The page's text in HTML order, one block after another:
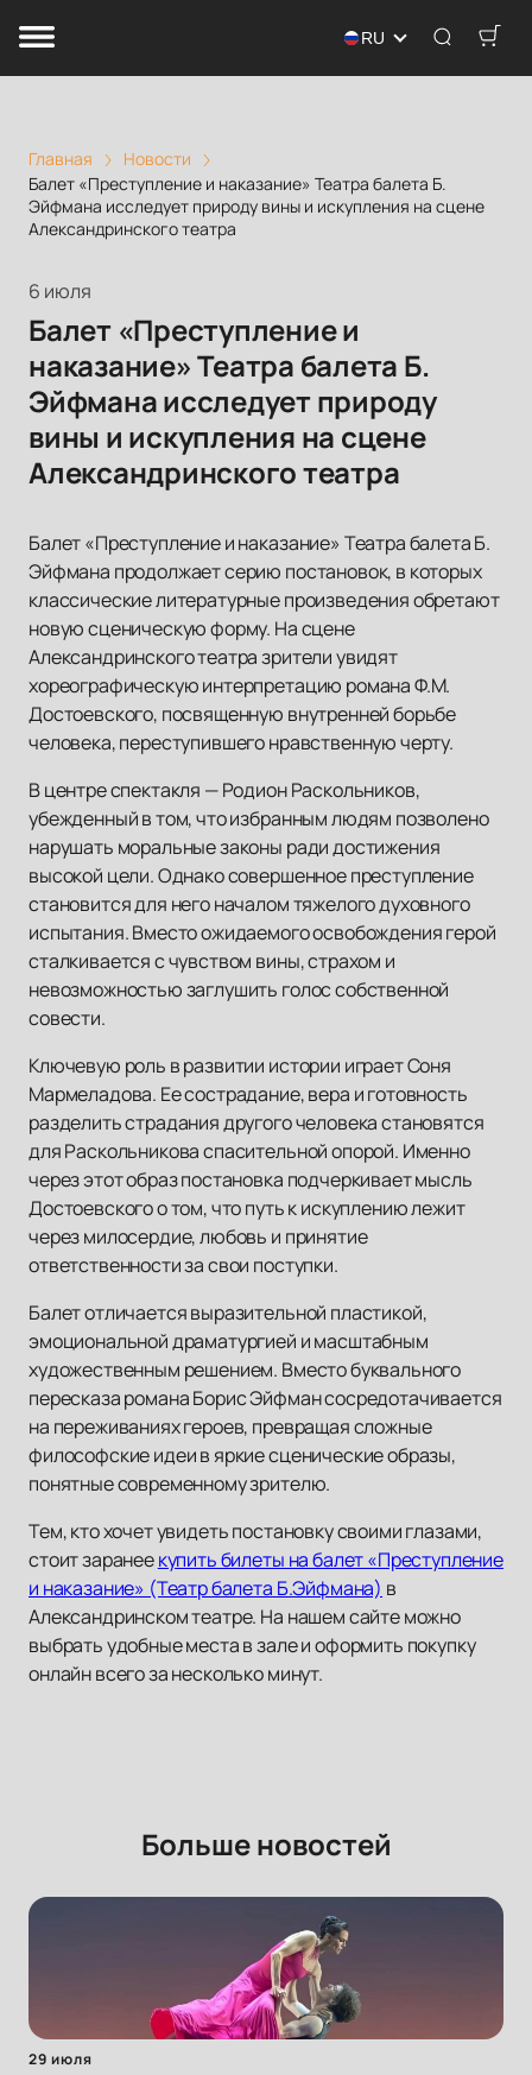
RU
Главная
Новости
Балет «Преступление и наказание» Театра балета Б.
Эйфмана исследует природу вины и искупления на сцене
Александринского театра
6 июля
Балет «Преступление и
наказание» Театра балета Б.
Эйфмана исследует природу
вины и искупления на сцене
Александринского театра
Балет «Преступление и наказание» Театра балета Б.
Эйфмана продолжает серию постановок, в которых
классические литературные произведения обретают
новую сценическую форму. На сцене
Александринского театра зрители увидят
хореографическую интерпретацию романа Ф.М.
Достоевского, посвященную внутренней борьбе
человека, переступившего нравственную черту.
В центре спектакля — Родион Раскольников,
убежденный в том, что избранным людям позволено
нарушать моральные законы ради достижения
высокой цели. Однако совершенное преступление
становится для него началом тяжелого духовного
испытания. Вместо ожидаемого освобождения герой
сталкивается с чувством вины, страхом и
невозможностью заглушить голос собственной
совести.
Ключевую роль в развитии истории играет Соня
Мармеладова. Ее сострадание, вера и готовность
разделить страдания другого человека становятся
для Раскольникова спасительной опорой. Именно
через этот образ постановка подчеркивает мысль
Достоевского о том, что путь к искуплению лежит
через милосердие, любовь и принятие
ответственности за свои поступки.
Балет отличается выразительной пластикой,
эмоциональной драматургией и масштабным
художественным решением. Вместо буквального
пересказа романа Борис Эйфман сосредотачивается
на переживаниях героев, превращая сложные
философские идеи в яркие сценические образы,
понятные современному зрителю.
Тем, кто хочет увидеть постановку своими глазами,
стоит заранеекупить билеты на балет «Преступление
и наказание» (Театр балета Б.Эйфмана) в
Александринском театре. На нашем сайте можно
выбрать удобные места в зале и оформить покупку
онлайн всего за несколько минут.
Больше новостей
29 июля